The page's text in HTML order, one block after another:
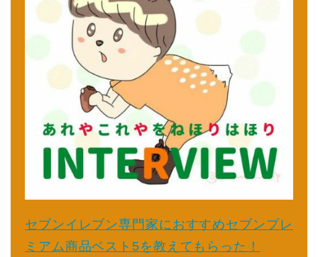
セブンイレブン専門家におすすめセブンプレ
ミアム商品ベスト5を教えてもらった！